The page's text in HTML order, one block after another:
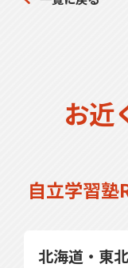
お近
自立学習塾
北海道・東